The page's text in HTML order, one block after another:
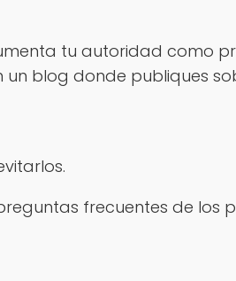
tu autoridad como
un blog donde publiques
frecuentes de los